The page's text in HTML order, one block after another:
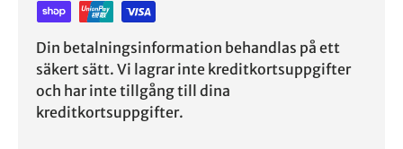
Din betalningsinformation behandlas på ett
säkert sätt. Vi lagrar inte kreditkortsuppgifter
och har inte tillgång till dina
kreditkortsuppgifter.